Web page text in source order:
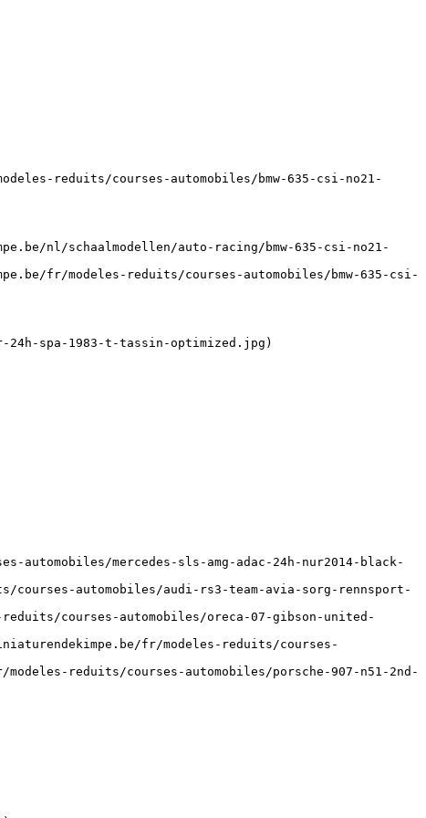
reduits/courses-automobiles/bmw-635-csi-no21-
nl/schaalmodellen/auto-racing/bmw-635-csi-no21-
fr/modeles-reduits/courses-automobiles/bmw-635-csi-
24h-spa-1983-t-tassin-optimized.jpg)
automobiles/mercedes-sls-amg-adac-24h-nur2014-black-
courses-automobiles/audi-rs3-team-avia-sorg-rennsport-
reduits/courses-automobiles/oreca-07-gibson-united-
fr/modeles-reduits/courses-
fr/modeles-reduits/courses-automobiles/porsche-907-n51-2nd-